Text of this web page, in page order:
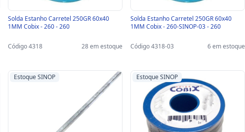
Solda Estanho Carretel 250GR 60x40
1MM Cobix - 260 - 260
Código 4318 28 em estoque
Solda Estanho Carretel 250GR 60x40
1MM Cobix - 260-SINOP-03 - 260
Código 4318-03 6 em estoque
Estoque SINOP Estoque SINOP